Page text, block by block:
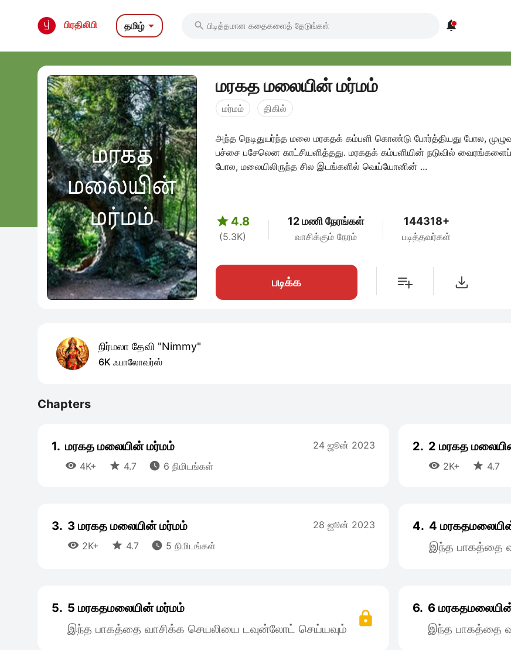
பிரதிலிபி தமிழ்  
மரகத மலையின் மர்மம்
மர்மம் திகில்
அந்த நெடிதுயர்ந்த மலை மரகதக் கம்பளி கொண்டு போர்த்தியது போல,
பச்சை பசேலென காட்சியளித்தது. மரகதக் கம்பளியின் நடுவில் வைரங்களைப்
போல, மலையிலிருந்த சில இடங்களில் வெய்யோனின் ...
 4.8
(5.3K)
12 மணி நேரங்கள்
வாசிக்கும் நேரம்
144318+
படித்தவர்கள்
படிக்க
நிர்மலா தேவி "Nimmy"
6K ஃபாலோவர்ஸ்
Chapters
1. மரகத மலையின் மர்மம்
 4K+  4.7  6 நிமிடங்கள்
24 ஜூன் 2023 2. 2 மரகத
 2K+  4.7
3. 3 மரகத மலையின் மர்மம்
 2K+  4.7  5 நிமிடங்கள்
28 ஜூன் 2023 4. 4
இந்த பாகத்தை
5. 5 மரகதமலையின் மர்மம்
இந்த பாகத்தை வாசிக்க செயலியை டவுன்லோட் செய்யவும்
6. 6
இந்த பாகத்தை